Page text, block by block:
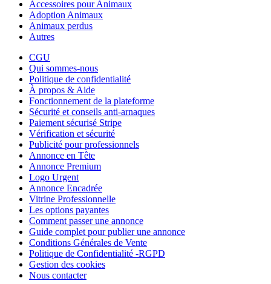
Accessoires pour Animaux
Adoption Animaux
Animaux perdus
Autres
CGU
Qui sommes-nous
Politique de confidentialité
À propos & Aide
Fonctionnement de la plateforme
Sécurité et conseils anti-arnaques
Paiement sécurisé Stripe
Vérification et sécurité
Publicité pour professionnels
Annonce en Tête
Annonce Premium
Logo Urgent
Annonce Encadrée
Vitrine Professionnelle
Les options payantes
Comment passer une annonce
Guide complet pour publier une annonce
Conditions Générales de Vente
Politique de Confidentialité -RGPD
Gestion des cookies
Nous contacter